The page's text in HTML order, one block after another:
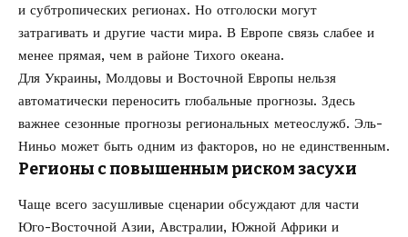
и субтропических регионах. Но отголоски могут
затрагивать и другие части мира. В Европе связь слабее и
менее прямая, чем в районе Тихого океана.
Для Украины, Молдовы и Восточной Европы нельзя
автоматически переносить глобальные прогнозы. Здесь
важнее сезонные прогнозы региональных метеослужб. Эль-
Ниньо может быть одним из факторов, но не единственным.
Регионы с повышенным риском засухи
Чаще всего засушливые сценарии обсуждают для части
Юго-Восточной Азии, Австралии, Южной Африки и